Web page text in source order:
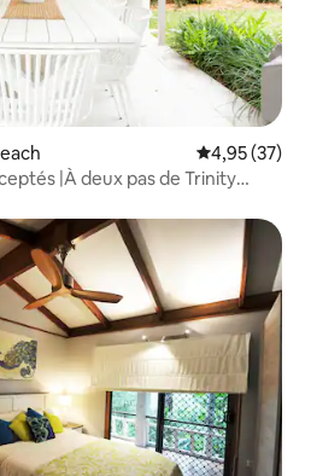
Évaluation
4,95 (37)
|À deux pas de Trinity